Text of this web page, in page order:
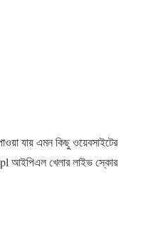
যায় এমন কিছু ওয়েবসাইটের
ipl আইপিএল খেলার লাইভ স্কোর